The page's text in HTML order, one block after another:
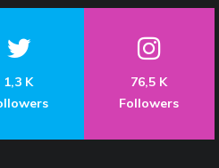
1,3 K
76,5 K
Followers